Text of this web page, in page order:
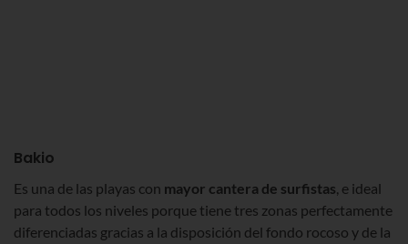
Bakio
Es una de las playas con mayor cantera de surfistas, e ideal
para todos los niveles porque tiene tres zonas perfectamente
diferenciadas gracias a la disposición del fondo rocoso y de la